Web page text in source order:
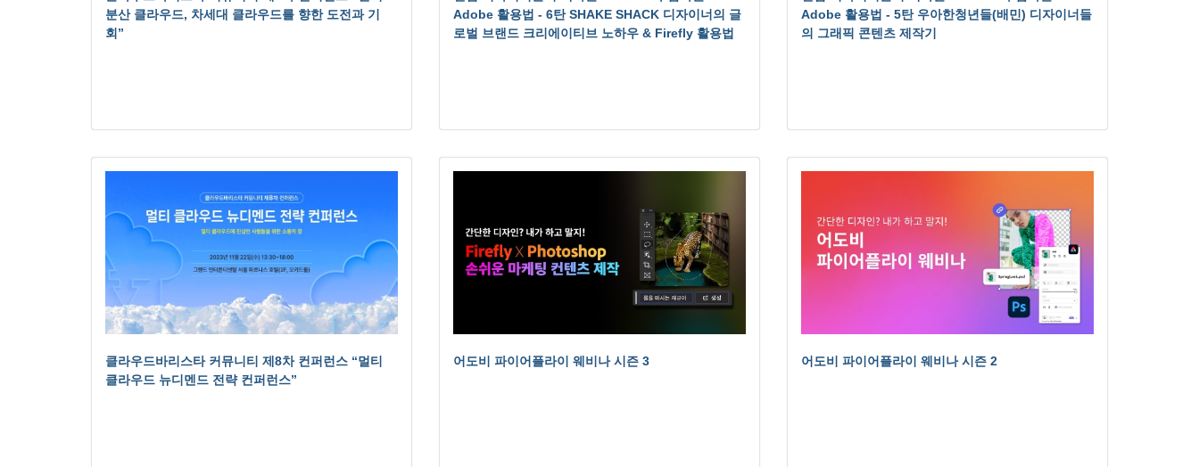
분산 클라우드, 차세대 클라우드를 향한 도전과 기
회”
Adobe 활용법 - 6탄 SHAKE SHACK 디자이너의 글
로벌 브랜드 크리에이티브 노하우 & Firefly 활용법
Adobe 활용법 - 5탄 우아한청년들(배민) 디자이너들
의 그래픽 콘텐츠 제작기
클라우드바리스타 커뮤니티 제8차 컨퍼런스 “멀티
클라우드 뉴디멘드 전략 컨퍼런스”
어도비 파이어플라이 웨비나 시즌 3 어도비 파이어플라이 웨비나 시즌 2